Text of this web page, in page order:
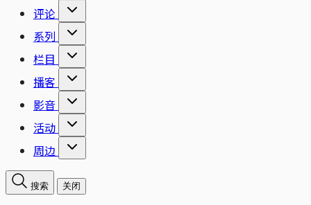
评论
系列
栏目
播客
影音
活动
周边
搜索 关闭